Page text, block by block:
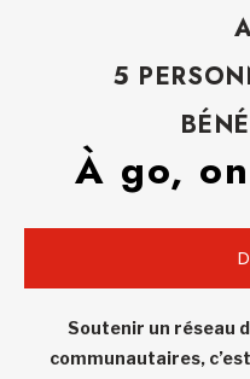
5
À go,
Soutenir un réseau
communautaires,